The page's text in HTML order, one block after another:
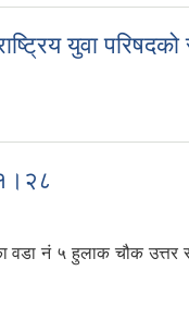
युवा
वडा नं ५ हुलाक चौक